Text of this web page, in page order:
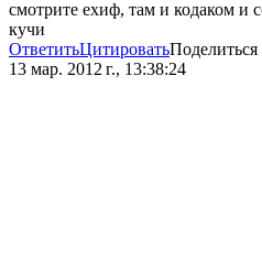
смотрите ехиф, там и кодаком и
кучи
ОтветитьЦитироватьПоделиться
13 мар. 2012 г., 13:38:24